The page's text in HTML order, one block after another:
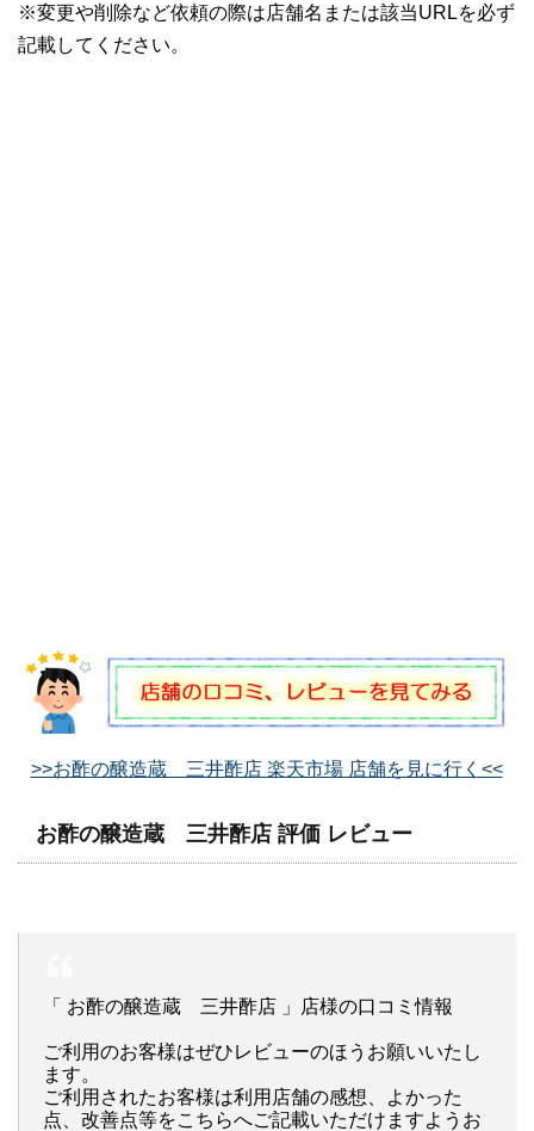
※変更や削除など依頼の際は店舗名または該当URLを必ず
記載してください。
>>お酢の醸造蔵 三井酢店 楽天市場 店舗を見に行く<<
お酢の醸造蔵 三井酢店 評価 レビュー
「 お酢の醸造蔵 三井酢店 」店様の口コミ情報
ご利用のお客様はぜひレビューのほうお願いいたし
ます。
ご利用されたお客様は利用店舗の感想、よかった
点、改善点等をこちらへご記載いただけますようお